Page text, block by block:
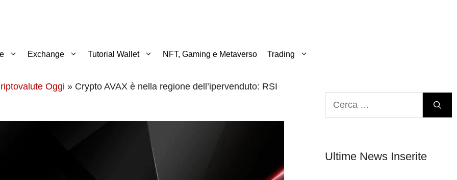
Exchange Tutorial Wallet NFT, Gaming e Metaverso Trading
Oggi » Crypto AVAX è nella regione dell’ipervenduto: RSI
Ultime News Inserite